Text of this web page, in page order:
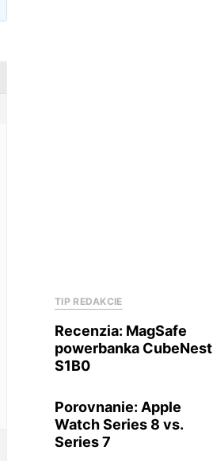
TIP REDAKCIE
Recenzia: MagSafe
powerbanka CubeNest
S1B0
Porovnanie: Apple
Watch Series 8 vs.
Series 7